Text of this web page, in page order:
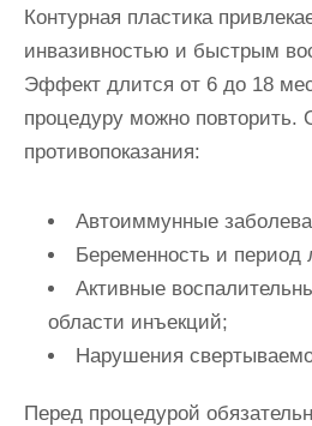
Контурная пластика
инвазивностью и быстрым
Эффект длится от 6 до 18
процедуру можно повторить.
противопоказания:
Автоиммунные
Беременность и период
Активные
области инъекций;
Нарушения
Перед процедурой